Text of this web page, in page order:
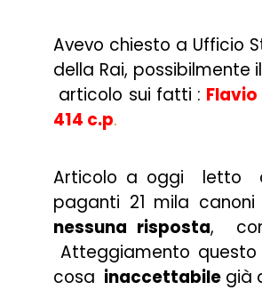
Avevo chiesto a Ufficio
della Rai, possibilmente
articolo sui fatti :
414 c.p.
Articolo a oggi letto
paganti 21 mila
nessuna risposta,
Atteggiamento
cosa inaccettabile già